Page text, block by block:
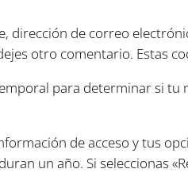
de correo
otro comentario. Estas
para determinar si tu
de acceso y tus
un año. Si seleccionas